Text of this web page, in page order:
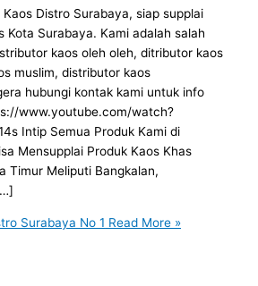
Kaos Distro Surabaya, siap supplai
Kota Surabaya. Kami adalah salah
kaos oleh oleh, ditributor kaos
muslim, distributor kaos
hubungi kontak kami untuk info
www.youtube.com/watch?
Intip Semua Produk Kami di
Mensupplai Produk Kaos Khas
Timur Meliputi Bangkalan,
Surabaya No 1 Read More »